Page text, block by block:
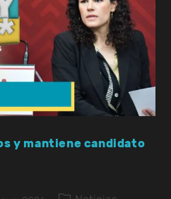
y mantiene candidato